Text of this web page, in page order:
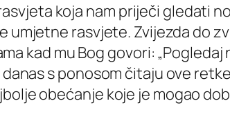
koja nam priječi gledati
umjetne rasvjete. Zvijezda do
kad mu Bog govori:
s ponosom čitaju ove
obećanje koje je mogao